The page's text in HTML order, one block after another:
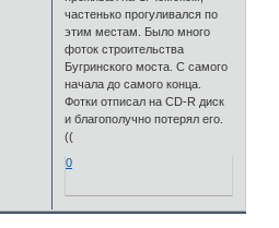
частенько прогуливался по
этим местам. Было много
фоток строительства
Бугринского моста. С самого
начала до самого конца.
Фотки отписал на CD-R диск
и благополучно потерял его.
((
0